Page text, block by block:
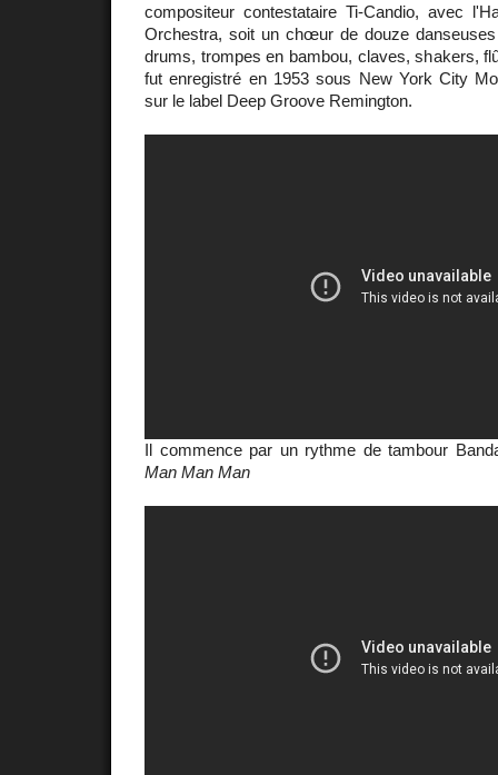
compositeur contestataire Ti-Candio, avec
Orchestra, soit un chœur de douze
drums, trompes en bambou, claves, shakers,
fut enregistré en 1953 sous New York City
sur le label Deep Groove Remington.
Il commence par un rythme de tambour
Man Man Man